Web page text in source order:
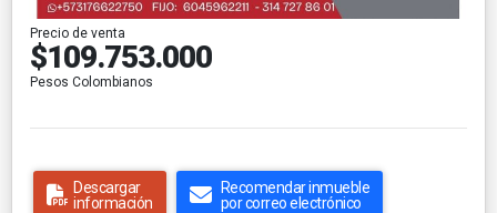
Precio de venta
$109.753.000
Pesos Colombianos
Descargar
información
Recomendar inmueble
por correo electrónico